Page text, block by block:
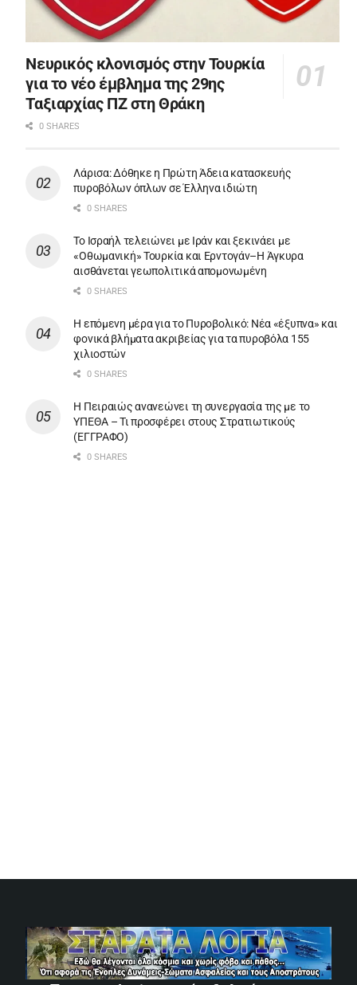
Νευρικός κλονισμός στην Τουρκία
για το νέο έμβλημα της 29ης
Ταξιαρχίας ΠΖ στη Θράκη
0 SHARES
Λάρισα: Δόθηκε η Πρώτη Άδεια κατασκευής
πυροβόλων όπλων σε Έλληνα ιδιώτη
0 SHARES
Το Ισραήλ τελειώνει με Ιράν και ξεκινάει με
«Οθωμανική» Τουρκία και Ερντογάν–Η Άγκυρα
αισθάνεται γεωπολιτικά απομονωμένη
0 SHARES
Η επόμενη μέρα για το Πυροβολικό: Νέα «έξυπνα» και
φονικά βλήματα ακριβείας για τα πυροβόλα 155
χιλιοστών
0 SHARES
Η Πειραιώς ανανεώνει τη συνεργασία της με το
YΠΕΘΑ – Τι προσφέρει στους Στρατιωτικούς
(ΕΓΓΡΑΦΟ)
0 SHARES